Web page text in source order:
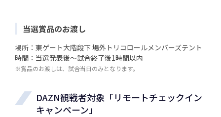
当選賞品のお渡し
場所：東ゲート大階段下 場外トリコロールメンバーズテント
時間：当選発表後～試合終了後1時間以内
※賞品のお渡しは、試合当日のみとなります。
DAZN観戦者対象「リモートチェックイン
キャンペーン」